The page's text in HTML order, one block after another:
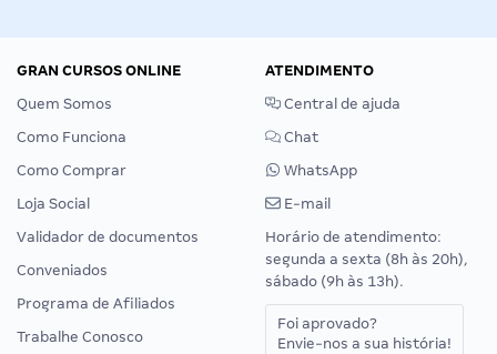
GRAN CURSOS ONLINE
Quem Somos
Como Funciona
Como Comprar
Loja Social
Validador de documentos
Conveniados
Programa de Afiliados
Trabalhe Conosco
ATENDIMENTO
Central de ajuda
Chat
WhatsApp
E-mail
Horário de atendimento:
segunda a sexta (8h às 20h),
sábado (9h às 13h).
Foi aprovado?
Envie-nos a sua história!